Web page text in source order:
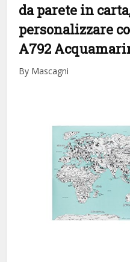
da parete in
personalizzare
A792
By Mascagni